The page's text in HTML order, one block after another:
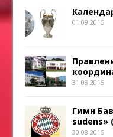
01.09.2015
31.08.2015
Гимн
sudens»
30.08.2015